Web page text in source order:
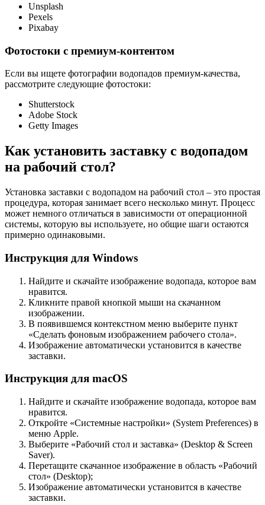
Unsplash
Pexels
Pixabay
Фотостоки с премиум-контентом
Если вы ищете фотографии водопадов премиум-качества,
рассмотрите следующие фотостоки:
Shutterstock
Adobe Stock
Getty Images
Как установить заставку с водопадом
на рабочий стол?
Установка заставки с водопадом на рабочий стол – это простая
процедура, которая занимает всего несколько минут. Процесс
может немного отличаться в зависимости от операционной
системы, которую вы используете, но общие шаги остаются
примерно одинаковыми.
Инструкция для Windows
Найдите и скачайте изображение водопада, которое вам
нравится.
Кликните правой кнопкой мыши на скачанном
изображении.
В появившемся контекстном меню выберите пункт
«Сделать фоновым изображением рабочего стола».
Изображение автоматически установится в качестве
заставки.
Инструкция для macOS
Найдите и скачайте изображение водопада, которое вам
нравится.
Откройте «Системные настройки» (System Preferences) в
меню Apple.
Выберите «Рабочий стол и заставка» (Desktop & Screen
Saver).
Перетащите скачанное изображение в область «Рабочий
стол» (Desktop);
Изображение автоматически установится в качестве
заставки.